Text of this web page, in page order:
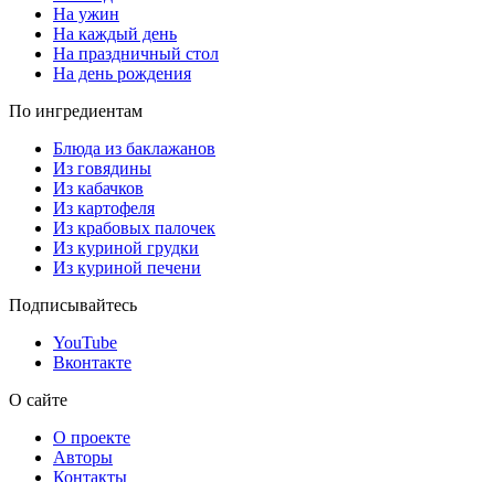
На ужин
На каждый день
На праздничный стол
На день рождения
По ингредиентам
Блюда из баклажанов
Из говядины
Из кабачков
Из картофеля
Из крабовых палочек
Из куриной грудки
Из куриной печени
Подписывайтесь
YouTube
Вконтакте
О сайте
О проекте
Авторы
Контакты